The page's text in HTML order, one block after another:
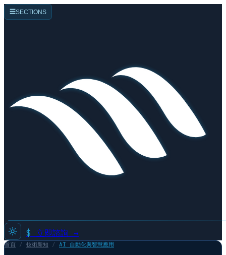
☰SECTIONS
$ 立即諮詢 →
首頁 / 技術新知 / AI 自動化與智慧應用